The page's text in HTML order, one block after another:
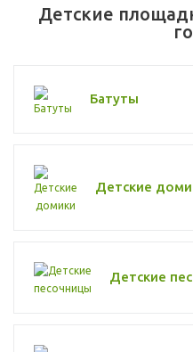
Детские
Батуты
Детские
Детские